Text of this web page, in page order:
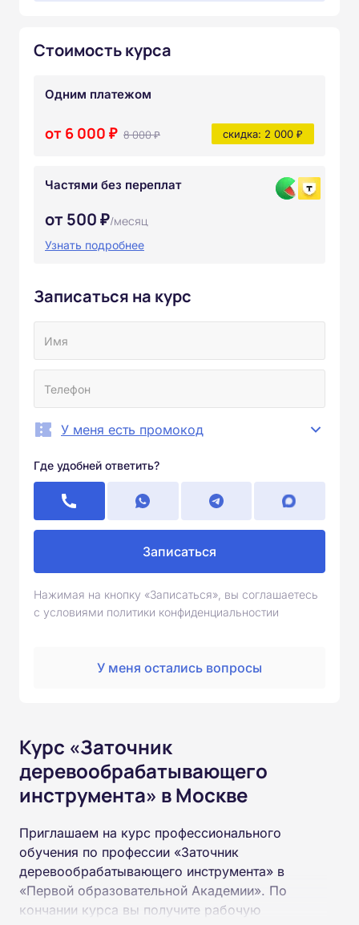
Стоимость курса
Одним платежом
от 6 000 ₽ 8 000 ₽ скидка: 2 000 ₽
Частями без переплат
от 500 ₽/месяц
Узнать подробнее
Записаться на курс
У меня есть промокод
Где удобней ответить?
Записаться
Нажимая на кнопку «Записаться», вы соглашаетесь
с условиями политики конфиденциальностии
У меня остались вопросы
Курс «Заточник
деревообрабатывающего
инструмента» в Москве
Приглашаем на курс профессионального
обучения по профессии «Заточник
деревообрабатывающего инструмента» в
«Первой образовательной Академии». По
кончании курса вы получите рабочую